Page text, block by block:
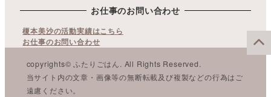
お仕事のお問い合わせ
榎本美沙の活動実績はこちら
お仕事のお問い合わせ
copyrights© ふたりごはん. All Rights Reserved.
当サイト内の文章・画像等の無断転載及び複製などの行為はご
遠慮ください。